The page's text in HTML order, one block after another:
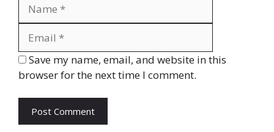
Save my name, email, and website in this
browser for the next time I comment.